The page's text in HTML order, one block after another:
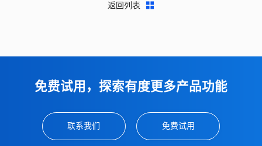
返回列表
免费试用，探索有度更多产品功能
联系我们 免费试用